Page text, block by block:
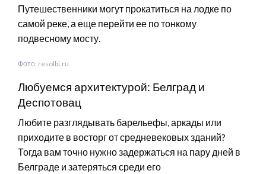
Путешественники могут прокатиться на лодке по
самой реке, а еще перейти ее по тонкому
подвесному мосту.
Фото: resolbi.ru
Любуемся архитектурой: Белград и
Деспотовац
Любите разглядывать барельефы, аркады или
приходите в восторг от средневековых зданий?
Тогда вам точно нужно задержаться на пару дней в
Белграде и затеряться среди его